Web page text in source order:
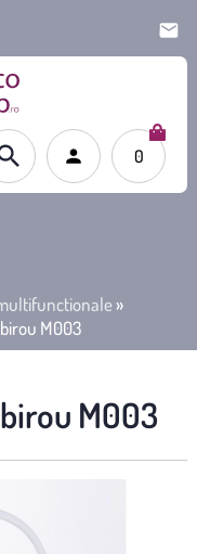
0
»
M003
M003